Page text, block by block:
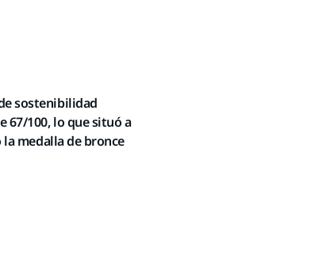
sostenibilidad
67/100, lo que situó a
medalla de bronce